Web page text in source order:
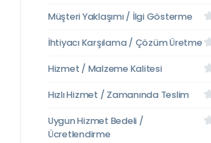
Müşteri Yaklaşımı / İlgi Gösterme
İhtiyacı Karşılama / Çözüm Üretme
Hizmet / Malzeme Kalitesi
Hızlı Hizmet / Zamanında Teslim
Uygun Hizmet Bedeli /
Ücretlendirme